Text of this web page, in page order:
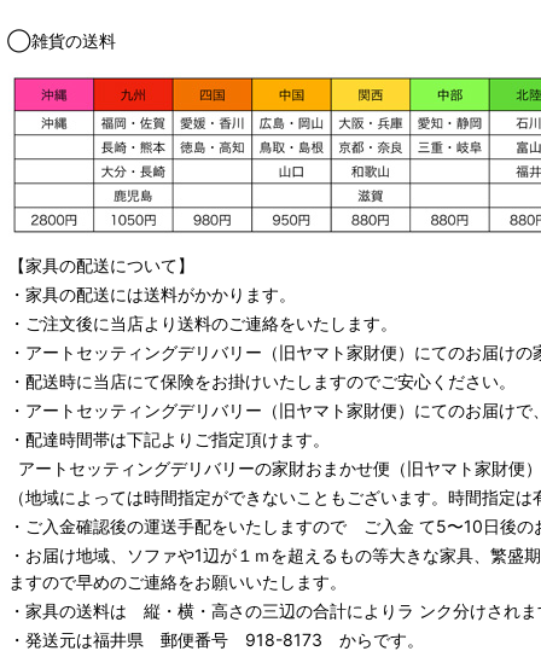
◯雑貨の送料
【家具の配送について】
・家具の配送には送料がかかります。
・ご注文後に当店より送料のご連絡をいたします。
・ アートセッティングデリバリー （旧ヤマト家財便） にてのお届けの
・配送時に当店にて保険をお掛けいたしますのでご安心ください。
・ アートセッティングデリバリー （旧ヤマト家財便） にてのお届けで
・配達時間帯は下記よりご指定頂けます。
アートセッティングデリバリーの家財おまかせ便 （旧ヤマト家財便
（地域によっては時間指定ができないこともございます。時間指定
・ご入金確認後の運送手配をいたしますので ご入金 て5〜10日後の
・お届け地域、ソファや1辺が１ｍを超えるもの等大きな家具、繁
ますので早めのご連絡をお願いいたします。
・家具の送料は 縦・横・高さの三辺の合計によりラ ンク分けされま
・発送元は福井県 郵便番号 918-8173 からです。